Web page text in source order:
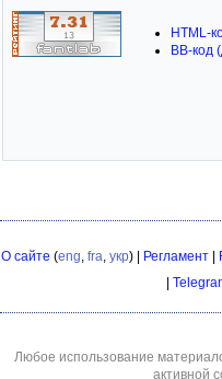
HTML-
BB-код
О сайте (eng fra укр) | Регламент|
|
Любое использование
активной